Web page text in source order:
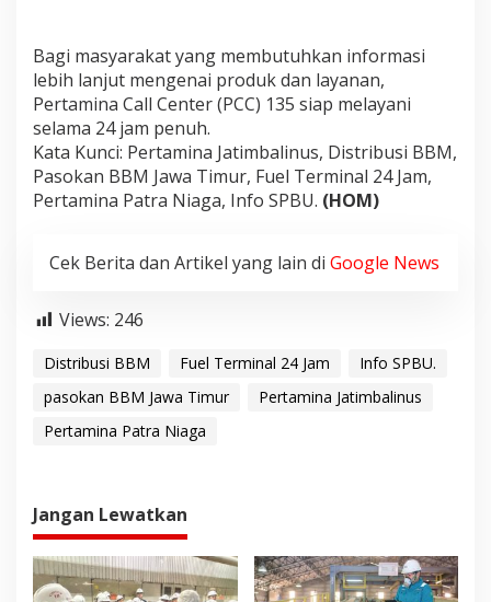
Bagi masyarakat yang membutuhkan informasi
lebih lanjut mengenai produk dan layanan,
Pertamina Call Center (PCC) 135 siap melayani
selama 24 jam penuh.
​Kata Kunci: Pertamina Jatimbalinus, Distribusi BBM,
Pasokan BBM Jawa Timur, Fuel Terminal 24 Jam,
Pertamina Patra Niaga, Info SPBU. (HOM)
Cek Berita dan Artikel yang lain di Google News
Views: 246
Distribusi BBM Fuel Terminal 24 Jam
Info SPBU.
pasokan BBM Jawa Timur
Pertamina Jatimbalinus
Pertamina Patra Niaga
Jangan Lewatkan